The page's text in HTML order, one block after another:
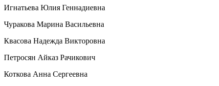
Игнатьева Юлия Геннадиевна
Чуракова Марина Васильевна
Квасова Надежда Викторовна
Петросян Айказ Рачикович
Коткова Анна Сергеевна